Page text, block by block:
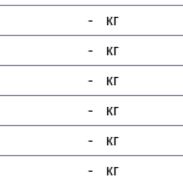
-
кг
-
кг
-
кг
-
кг
-
кг
-
кг